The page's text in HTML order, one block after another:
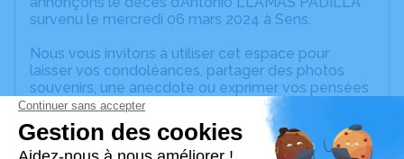
survenu le mercredi 06 mars 2024 à Sens.
Nous vous invitons à utiliser cet espace pour
laisser vos condoléances, partager des photos
souvenirs, une anecdote ou exprimer vos pensées
à travers des poèmes ou des textes. Cet endroit
est un lieu d'expression dédié à honorer la
mémoire d’Antonio LLAMAS PADILLA.